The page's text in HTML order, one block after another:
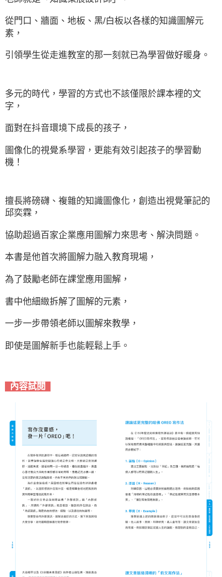
從門口、牆面、地板、黑/白板以各樣的知識圖解元
素，
引領學生從走進教室的那一刻就已為學習做好暖身。
多元的時代，學習的方式也不該僅限於課本裡的文
字，
面對在抖音環境下成長的孩子，
圖像化的視覺系學習，更能有效引起孩子的學習動
機！
擅長將磅礴、複雜的知識圖像化，創造出視覺筆記的
邱奕霖，
協助超過百家企業應用圖解力來思考、解決問題。
本書是他首次將圖解力融入教育現場，
為了鼓勵老師在課堂應用圖解，
書中他細緻拆解了圖解的元素，
一步一步帶領老師以圖解來教學，
即使是圖解新手也能輕鬆上手。
內容試閱